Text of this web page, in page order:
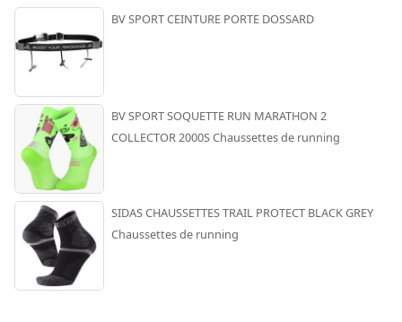
BV SPORT CEINTURE PORTE DOSSARD
BV SPORT SOQUETTE RUN MARATHON 2
COLLECTOR 2000S Chaussettes de running
SIDAS CHAUSSETTES TRAIL PROTECT BLACK GREY
Chaussettes de running